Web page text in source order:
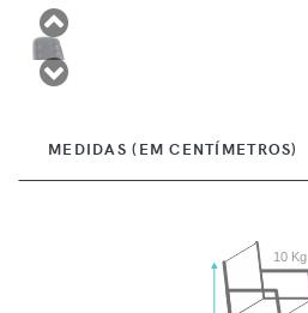
MEDIDAS (EM CENTÍMETROS)
10 Kg